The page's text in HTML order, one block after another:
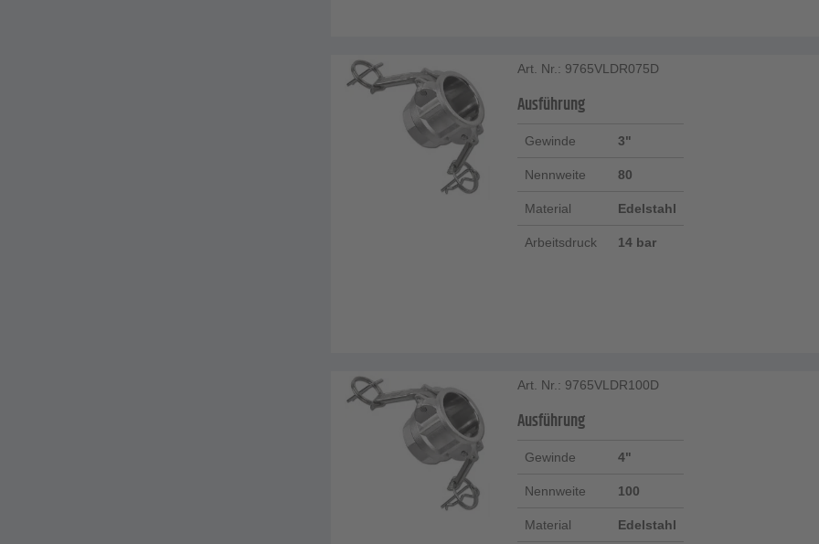
Art. Nr.: 9765VLDR075D
Ausführung
Gewinde 3"
Nennweite 80
Material Edelstahl
Arbeitsdruck 14 bar
Art. Nr.: 9765VLDR100D
Ausführung
Gewinde 4"
Nennweite 100
Material Edelstahl